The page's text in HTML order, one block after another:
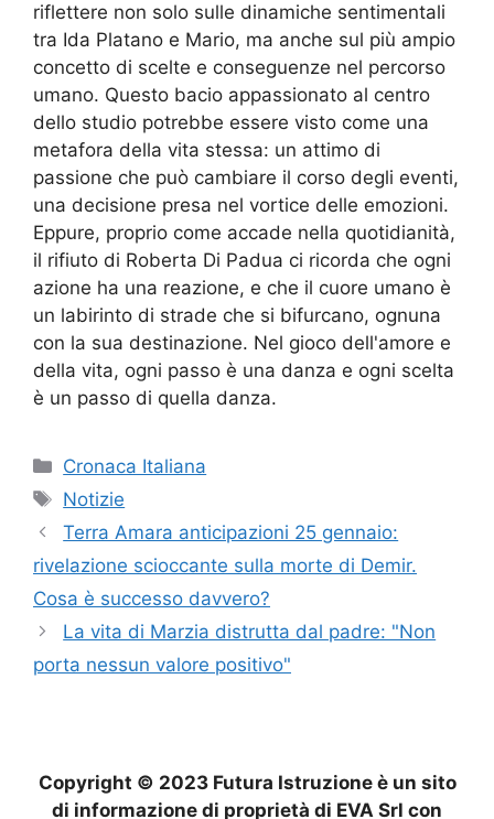
riflettere non solo sulle dinamiche sentimentali
tra Ida Platano e Mario, ma anche sul più ampio
concetto di scelte e conseguenze nel percorso
umano. Questo bacio appassionato al centro
dello studio potrebbe essere visto come una
metafora della vita stessa: un attimo di
passione che può cambiare il corso degli eventi,
una decisione presa nel vortice delle emozioni.
Eppure, proprio come accade nella quotidianità,
il rifiuto di Roberta Di Padua ci ricorda che ogni
azione ha una reazione, e che il cuore umano è
un labirinto di strade che si bifurcano, ognuna
con la sua destinazione. Nel gioco dell'amore e
della vita, ogni passo è una danza e ogni scelta
è un passo di quella danza.
Categorie
Cronaca Italiana
Tag
Notizie
Terra Amara anticipazioni 25 gennaio:
rivelazione scioccante sulla morte di Demir.
Cosa è successo davvero?
La vita di Marzia distrutta dal padre: "Non
porta nessun valore positivo"
Copyright © 2023 Futura Istruzione è un sito
di informazione di proprietà di EVA Srl con